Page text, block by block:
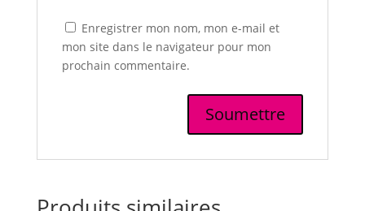
Enregistrer mon nom, mon e-mail et
mon site dans le navigateur pour mon
prochain commentaire.